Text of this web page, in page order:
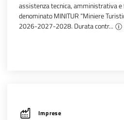
assistenza tecnica, amministrativa
denominato MINITUR “Miniere
2026-2027-2028. Durata contr...
Imprese